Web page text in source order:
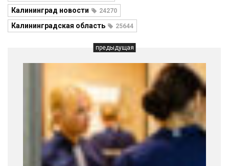
Калининград новости 24270
Калининградская область 25644
предыдущая